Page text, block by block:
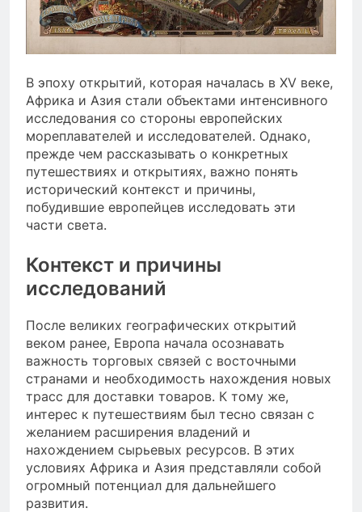
В эпоху открытий, которая началась в XV веке,
Африка и Азия стали объектами интенсивного
исследования со стороны европейских
мореплавателей и исследователей. Однако,
прежде чем рассказывать о конкретных
путешествиях и открытиях, важно понять
исторический контекст и причины,
побудившие европейцев исследовать эти
части света.
Контекст и причины
исследований
После великих географических открытий
веком ранее, Европа начала осознавать
важность торговых связей с восточными
странами и необходимость нахождения новых
трасс для доставки товаров. К тому же,
интерес к путешествиям был тесно связан с
желанием расширения владений и
нахождением сырьевых ресурсов. В этих
условиях Африка и Азия представляли собой
огромный потенциал для дальнейшего
развития.